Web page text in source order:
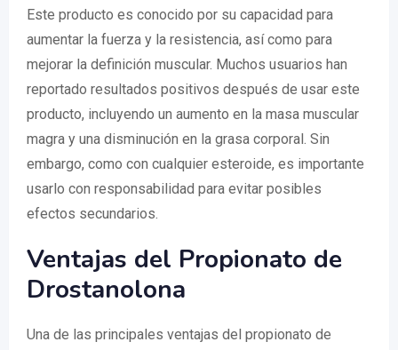
Este producto es conocido por su capacidad para
aumentar la fuerza y la resistencia, así como para
mejorar la definición muscular. Muchos usuarios han
reportado resultados positivos después de usar este
producto, incluyendo un aumento en la masa muscular
magra y una disminución en la grasa corporal. Sin
embargo, como con cualquier esteroide, es importante
usarlo con responsabilidad para evitar posibles
efectos secundarios.
Ventajas del Propionato de
Drostanolona
Una de las principales ventajas del propionato de